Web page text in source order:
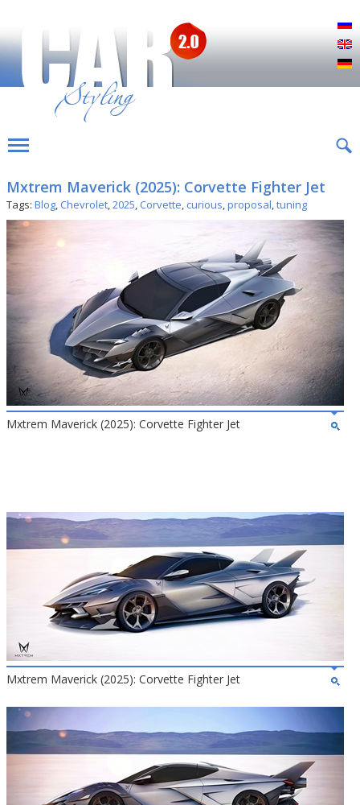
Mxtrem Maverick (2025): Corvette Fighter Jet
Tags: Blog, Chevrolet,2025, Corvette, curious,proposal,tuning
Mxtrem Maverick (2025): Corvette Fighter Jet
Mxtrem Maverick (2025): Corvette Fighter Jet